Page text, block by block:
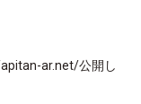
ar.net/公開し